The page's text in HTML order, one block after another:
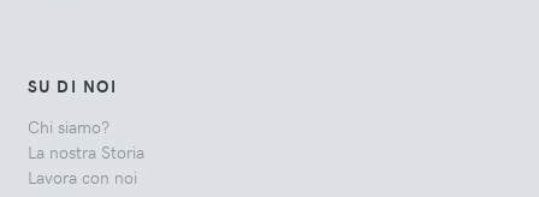
SU DI NOI
Chi siamo?
La nostra Storia
Lavora con noi